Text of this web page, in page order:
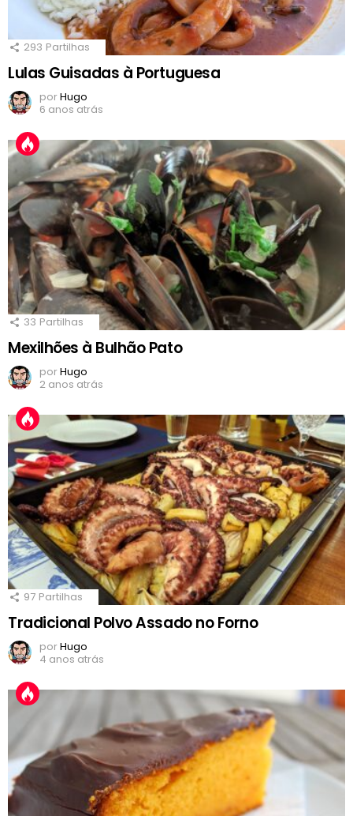
293 Partilhas
Lulas Guisadas à Portuguesa
porHugo
6 anos atrás
33 Partilhas
Mexilhões à Bulhão Pato
porHugo
2 anos atrás
97 Partilhas
Tradicional Polvo Assado no Forno
porHugo
4 anos atrás